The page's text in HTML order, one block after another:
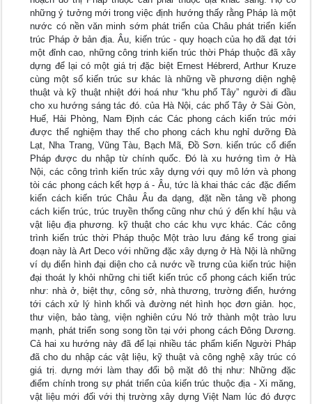
những ý tưởng mới trong việc định hướng thấy rằng Pháp là một
nước có nền văn minh sớm phát triển của Châu phát triển kiến
trúc Pháp ở bản địa. Âu, kiến trúc - quy hoạch của họ đã đạt tới
một đỉnh cao, những công trinh kiến trúc thời Pháp thuộc đã xây
dựng để lại có một giá trị đặc biệt Ernest Hébrerd, Arthur Kruze
cùng một số kiến trúc sư khác là những về phương diện nghệ
thuật và kỹ thuật nhiệt đới hoá như “khu phố Tây” người đi đầu
cho xu hướng sáng tác đó. của Hà Nội, các phố Tây ở Sài Gòn,
Huế, Hải Phòng, Nam Định các Các phong cách kiến trúc mới
được thể nghiệm thay thế cho phong cách khu nghỉ dưỡng Đà
Lạt, Nha Trang, Vũng Tàu, Bạch Mã, Đồ Sơn. kiến trúc cổ điển
Pháp được du nhập từ chính quốc. Đó là xu hướng tìm ở Hà
Nội, các công trình kiến trúc xây dựng với quy mô lớn và phong
tòi các phong cách kết hợp á - Âu, tức là khai thác các đặc điểm
kiến cách kiến trúc Châu Âu đa dạng, đặt nền tảng về phong
cách kiến trúc, trúc truyền thống cũng như chú ý đến khí hậu và
vật liệu địa phương. kỹ thuật cho các khu vực khác. Các công
trình kiến trúc thời Pháp thuộc Một trào lưu đáng kể trong giai
đoạn này là Art Deco với những đặc xây dựng ở Hà Nội là những
ví dụ điển hình đại diện cho cả nước về trưng của kiến trúc hiện
đại thoát ly khỏi những chi tiết kiến trúc cổ phong cách kiến trúc
như: nhà ở, biệt thự, công sở, nhà thương, trường điển, hướng
tới cách xử lý hình khối và đường nét hình học đơn giản. học,
thư viện, bảo tàng, viện nghiên cứu Nó trở thành một trào lưu
mạnh, phát triển song song tồn tại với phong cách Đông Dương.
Cả hai xu hướng này đã để lại nhiều tác phẩm kiến Người Pháp
đã cho du nhập các vật liệu, kỹ thuật và công nghệ xây trúc có
giá trị. dựng mới làm thay đổi bộ mặt đô thị như: Những đặc
điểm chính trong sự phát triển của kiến trúc thuộc địa - Xi măng,
vật liệu mới đối với thị trường xây dựng Việt Nam lúc đó được